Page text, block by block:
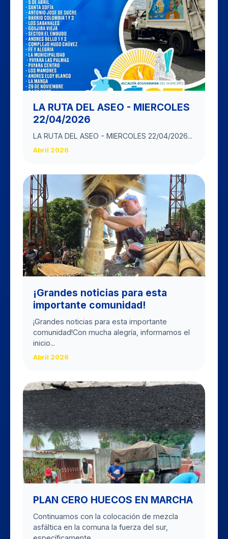
LA RUTA DEL ASEO - MIERCOLES
22/04/2026
LA RUTA DEL ASEO - MIERCOLES 22/04/2026...
Abril 2026
​¡Grandes noticias para esta
importante comunidad!
​¡Grandes noticias para esta importante
comunidad! ​Con mucha alegría, informamos el
inicio...
Abril 2026
PLAN CERO HUECOS EN MARCHA
Continuamos con la colocación de mezcla
asfáltica en la comuna la fuerza del sur,